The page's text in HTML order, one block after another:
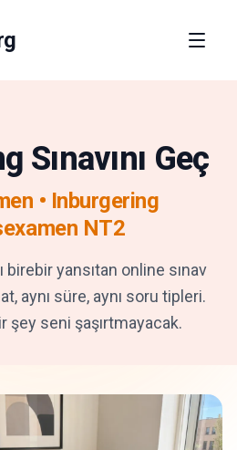
Sınavını Geç
• Inburgering
NT2
birebir yansıtan online sınav
aynı süre, aynı soru tipleri.
şey seni şaşırtmayacak.